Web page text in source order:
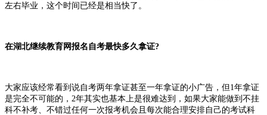
左右毕业，这个时间已经是相当快了。
在湖北继续教育网报名自考最快多久拿证?
大家应该经常看到说自考两年拿证甚至一年拿证的小广告，但1年拿证
是完全不可能的，2年其实也基本上是很难达到，如果大家能做到不挂
科不补考、不错过任何一次报考机会且每次能合理安排自己的考试科